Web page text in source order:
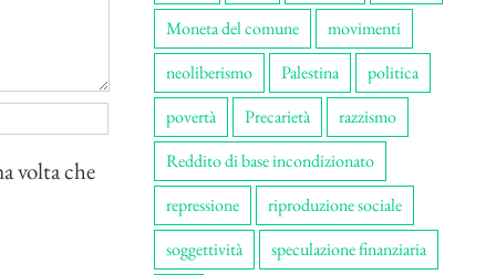
volta che
Moneta del comune
movimenti
neoliberismo
Palestina
politica
povertà
Precarietà
razzismo
Reddito di base incondizionato
repressione
riproduzione sociale
soggettività
speculazione finanziaria